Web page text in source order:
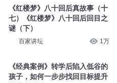
《红楼梦》八十回后真故事（十
七）《红楼梦》八十回后回目之
谜（下）
百家讲坛 1万
《经典案例》转学后陷入低谷的
孩子，如何一步步找回目标提升